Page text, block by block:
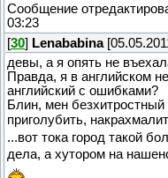
Сообщение
03:23
[30] Lenababina
девы, а я опять не
Правда, я в английском
английский с ошибками?
Блин, мен
приголубить,
...вот тока город такой
дела, а хутором на